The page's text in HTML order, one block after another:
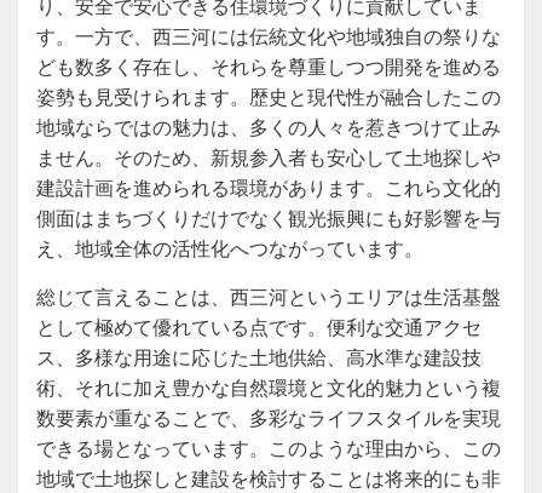
す。一方で、西三河には伝統文化や地域独自の祭りな
ども数多く存在し、それらを尊重しつつ開発を進める
姿勢も見受けられます。歴史と現代性が融合したこの
地域ならではの魅力は、多くの人々を惹きつけて止み
ません。そのため、新規参入者も安心して土地探しや
建設計画を進められる環境があります。これら文化的
側面はまちづくりだけでなく観光振興にも好影響を与
え、地域全体の活性化へつながっています。
総じて言えることは、西三河というエリアは生活基盤
として極めて優れている点です。便利な交通アクセ
ス、多様な用途に応じた土地供給、高水準な建設技
術、それに加え豊かな自然環境と文化的魅力という複
数要素が重なることで、多彩なライフスタイルを実現
できる場となっています。このような理由から、この
地域で土地探しと建設を検討することは将来的にも非